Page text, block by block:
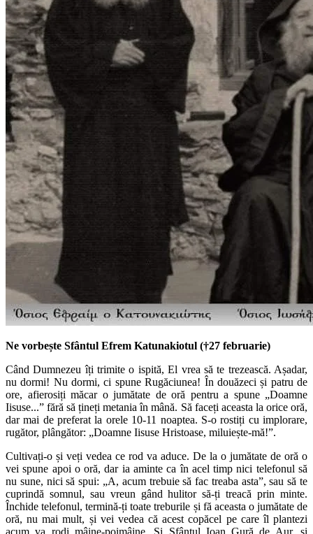
Ne vorbește Sfântul Efrem Katunakiotul (†27 februarie)
Când Dumnezeu îți trimite o ispită, El vrea să te trezească. Așadar,
nu dormi! Nu dormi, ci spune Rugăciunea! În douăzeci și patru de
ore, afierosiți măcar o jumătate de oră pentru a spune „Doamne
Iisuse...” fără să țineți metania în mână. Să faceți aceasta la orice oră,
dar mai de preferat la orele 10-11 noaptea. S-o rostiți cu implorare,
rugător, plângător: „Doamne Iisuse Hristoase, miluiește-mă!”.
Cultivați-o și veți vedea ce rod va aduce. De la o jumătate de oră o
vei spune apoi o oră, dar ia aminte ca în acel timp nici telefonul să
nu sune, nici să spui: „A, acum trebuie să fac treaba asta”, sau să te
cuprindă somnul, sau vreun gând hulitor să-ți treacă prin minte.
Închide telefonul, termină-ți toate treburile și fă aceasta o jumătate de
oră, nu mai mult, și vei vedea că acest copăcel pe care îl plantezi